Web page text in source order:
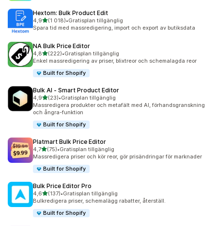
Hextom: Bulk Product Edit
4,9av 5 stjärnor
(1 018)
1018 recensioner totalt
•Gratisplan tillgänglig
Spara tid med massredigering, import och export av butiksdata
NA Bulk Price Editor
4,8av 5 stjärnor
(222)
222 recensioner totalt
•Gratisplan tillgänglig
Enkel massredigering av priser, blixtreor och schemalagda reor
Built for Shopify
Bulk AI ‑ Smart Product Editor
4,9av 5 stjärnor
(23)
23 recensioner totalt
•Gratisplan tillgänglig
Massredigera produkter och metafält med AI, förhandsgranskning
och ångra-funktion
Built for Shopify
Platmart Bulk Price Editor
4,7av 5 stjärnor
(75)
75 recensioner totalt
•Gratisplan tillgänglig
Massredigera priser och kör reor, gör prisändringar för marknader
Built for Shopify
Bulk Price Editor Pro
4,6av 5 stjärnor
(137)
137 recensioner totalt
•Gratisplan tillgänglig
Bulkredigera priser, schemalägg rabatter, återställ.
Built for Shopify